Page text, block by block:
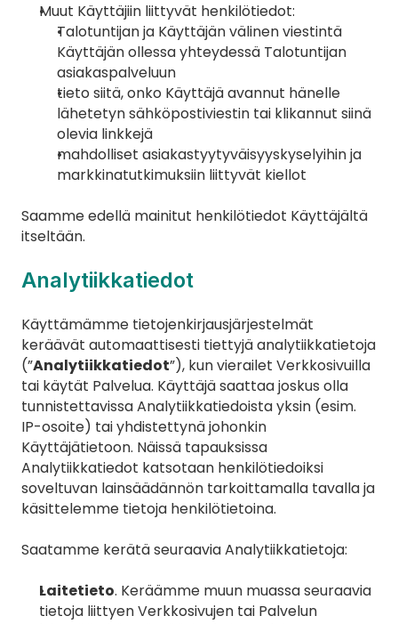
Muut Käyttäjiin liittyvät henkilötiedot:
Talotuntijan ja Käyttäjän välinen viestintä
Käyttäjän ollessa yhteydessä Talotuntijan
asiakaspalveluun
tieto siitä, onko Käyttäjä avannut hänelle
lähetetyn sähköpostiviestin tai klikannut siinä
olevia linkkejä
mahdolliset asiakastyytyväisyyskyselyihin ja
markkinatutkimuksiin liittyvät kiellot
Saamme edellä mainitut henkilötiedot Käyttäjältä
itseltään.
Analytiikkatiedot
Käyttämämme tietojenkirjausjärjestelmät
keräävät automaattisesti tiettyjä analytiikkatietoja
(”Analytiikkatiedot”), kun vierailet Verkkosivuilla
tai käytät Palvelua. Käyttäjä saattaa joskus olla
tunnistettavissa Analytiikkatiedoista yksin (esim.
IP-osoite) tai yhdistettynä johonkin
Käyttäjätietoon. Näissä tapauksissa
Analytiikkatiedot katsotaan henkilötiedoiksi
soveltuvan lainsäädännön tarkoittamalla tavalla ja
käsittelemme tietoja henkilötietoina.
Saatamme kerätä seuraavia Analytiikkatietoja:
Laitetieto. Keräämme muun muassa seuraavia
tietoja liittyen Verkkosivujen tai Palvelun